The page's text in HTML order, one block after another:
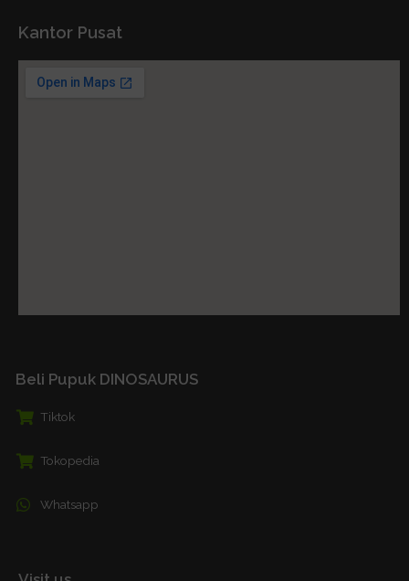
Kantor Pusat
Beli Pupuk DINOSAURUS
Tiktok
Tokopedia
Whatsapp